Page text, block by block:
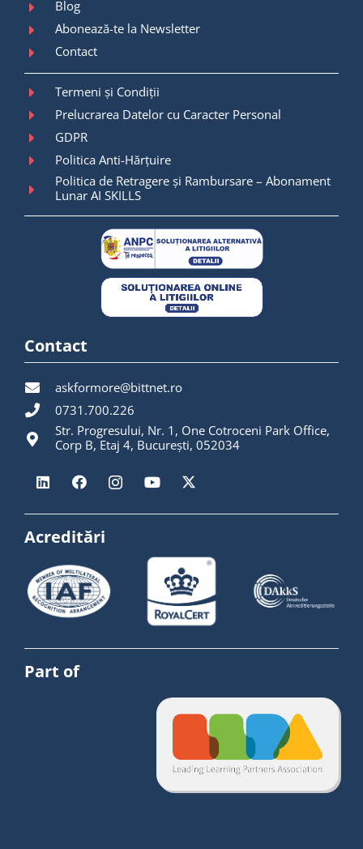
Blog
Abonează-te la Newsletter
Contact
Termeni și Condiții
Prelucrarea Datelor cu Caracter Personal
GDPR
Politica Anti-Hărțuire
Politica de Retragere și Rambursare – Abonament
Lunar AI SKILLS
Contact
askformore@bittnet.ro
0731.700.226
Str. Progresului, Nr. 1, One Cotroceni Park Office,
Corp B, Etaj 4, București, 052034
Acreditări
Part of